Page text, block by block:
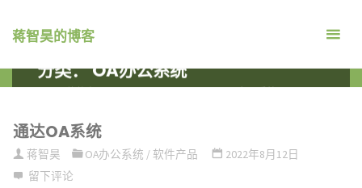
蒋智昊的博客
分类：OA办公系统
通达OA系统
蒋智昊 OA办公系统 / 软件产品
2022年8月12日
留下评论